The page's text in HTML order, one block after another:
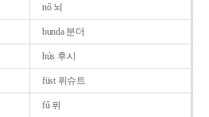
nő 뇌
bunda 분더
hús 후시
füst 퓌슈트
fű 퓌